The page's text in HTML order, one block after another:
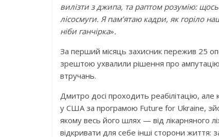
вилізти з джипа, та раптом розумію:
лісосмуги. Я пам’ятаю кадри, як горіло
ніби ганчірка».
За перший місяць захисник пережив 25
зрештою ухвалили рішення про
втручань.
Дмитро досі проходить реабілітацію,
у США за програмою Future for Ukraine,
якому весь його шлях — від лікарняного
відкривати для себе інші сторони життя: